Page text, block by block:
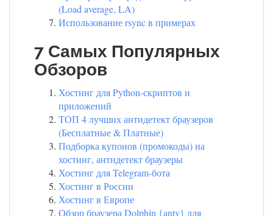
(Load average, LA)
Использование rsync в примерах
7 Самых Популярных
Обзоров
Хостинг для Python-скриптов и
приложений
ТОП 4 лучших антидетект браузеров
(Бесплатные & Платные)
Подборка купонов (промокоды) на
хостинг, антидетект браузеры
Хостинг для Telegram-бота
Хостинг в России
Хостинг в Европе
Обзор браузера Dolphin {anty} для